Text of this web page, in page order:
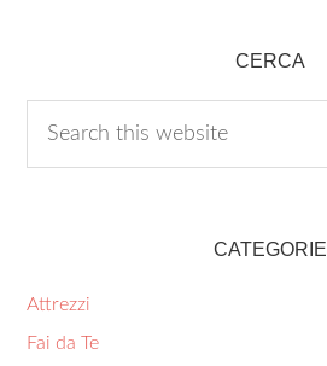
CERCA
CATEGORIE
Attrezzi
Fai da Te